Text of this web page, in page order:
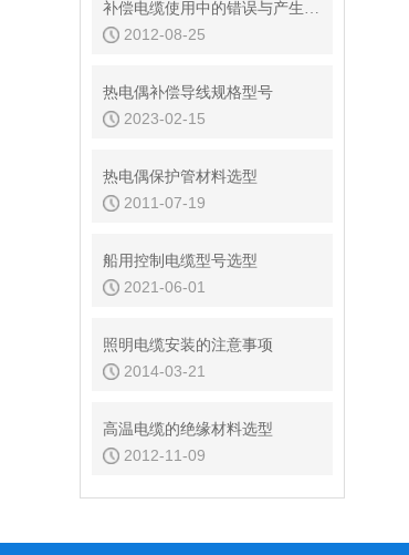
补偿电缆使用中的错误与产生的误差
2012-08-25
热电偶补偿导线规格型号
2023-02-15
热电偶保护管材料选型
2011-07-19
船用控制电缆型号选型
2021-06-01
照明电缆安装的注意事项
2014-03-21
高温电缆的绝缘材料选型
2012-11-09